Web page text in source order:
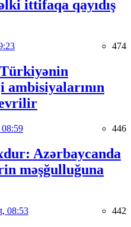
ittifaqa qayıdış
474
Türkiyənin
ambisiyalarının
08:59 446
Azərbaycanda
məşğulluğuna
08:53 442